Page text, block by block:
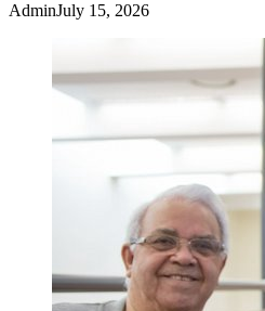
AdminJuly 15, 2026